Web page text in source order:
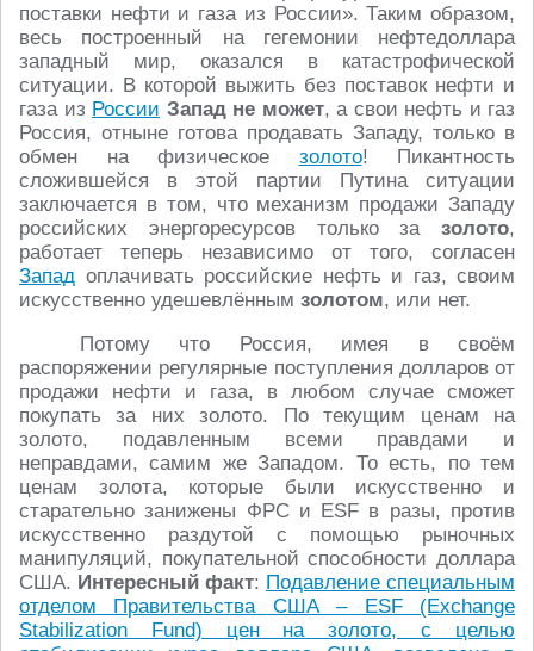
поставки нефти и газа из России». Таким образом,
весь построенный на гегемонии нефтедоллара
западный мир, оказался в катастрофической
ситуации. В которой выжить без поставок нефти и
газа из России Запад не может, а свои нефть и газ
Россия, отныне готова продавать Западу, только в
обмен на физическое золото! Пикантность
сложившейся в этой партии Путина ситуации
заключается в том, что механизм продажи Западу
российских энергоресурсов только за золото,
работает теперь независимо от того, согласен
Запад оплачивать российские нефть и газ, своим
искусственно удешевлённым золотом, или нет.
Потому что Россия, имея в своём
распоряжении регулярные поступления долларов от
продажи нефти и газа, в любом случае сможет
покупать за них золото. По текущим ценам на
золото, подавленным всеми правдами и
неправдами, самим же Западом. То есть, по тем
ценам золота, которые были искусственно и
старательно занижены ФРС и ESF в разы, против
искусственно раздутой с помощью рыночных
манипуляций, покупательной способности доллара
США. Интересный факт: Подавление специальным
отделом Правительства США – ESF (Exchange
Stabilization Fund) цен на золото, с целью